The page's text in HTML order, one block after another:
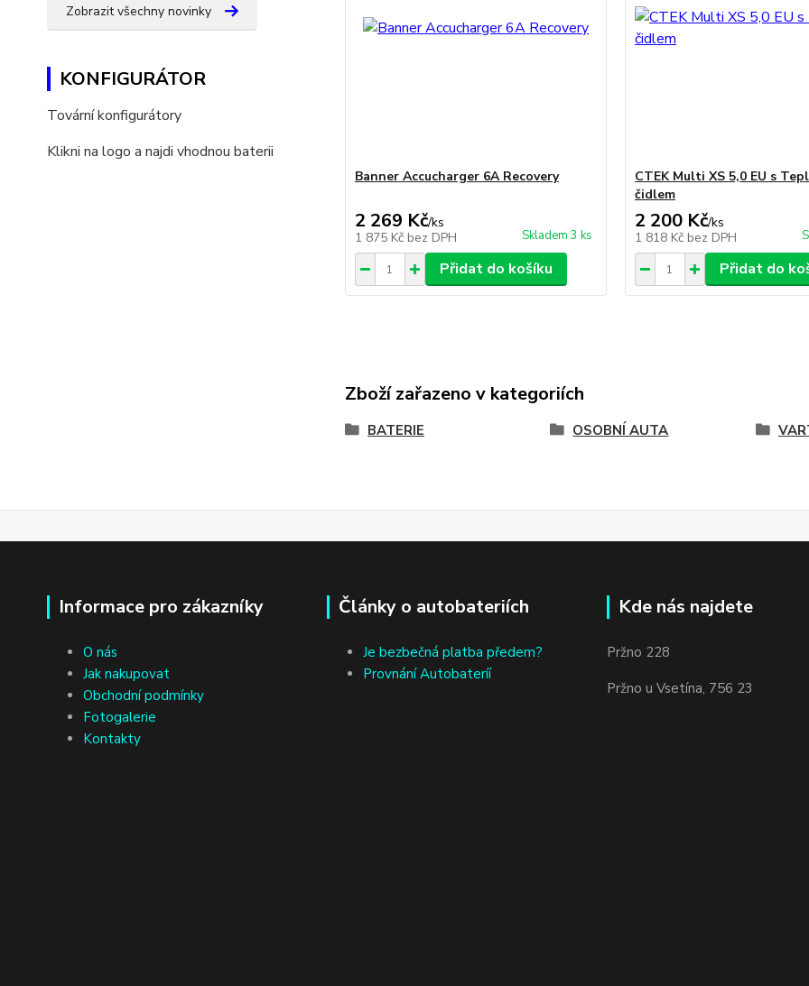
Zobrazit všechny novinky
KONFIGURÁTOR
Tovární konfigurátory
Klikni na logo a najdi vhodnou baterii
Banner Accucharger 6A Recovery
2 269 Kč/ks
1 875 Kč bez DPH Skladem 3 ks
Přidat do košíku
CTEK Multi XS 5,0 EU s
čidlem
2 200 Kč/ks
1 818 Kč bez DPH
Přidat do
Zboží zařazeno v kategoriích
BATERIE OSOBNÍ AUTA
Informace pro zákazníky
O nás
Jak nakupovat
Obchodní podmínky
Fotogalerie
Kontakty
Články o autobateriích
Je bezbečná platba předem?
Provnání Autobateríí
Kde nás najdete
Pržno 228
Pržno u Vsetína, 756 23